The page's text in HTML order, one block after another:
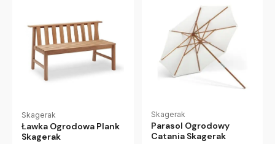
Skagerak
Ławka Ogrodowa Plank
Skagerak
Skagerak
Parasol Ogrodowy
Catania Skagerak